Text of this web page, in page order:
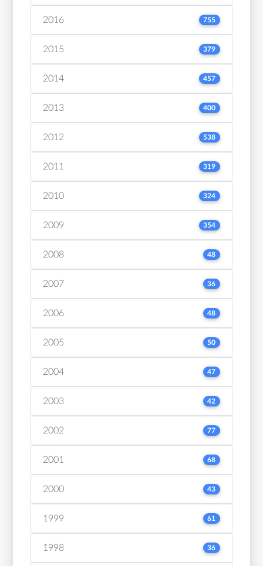
2016 755
2015 379
2014 457
2013 400
2012 538
2011 319
2010 324
2009 354
2008 48
2007 36
2006 48
2005 50
2004 47
2003 42
2002 77
2001 68
2000 43
1999 61
1998 36